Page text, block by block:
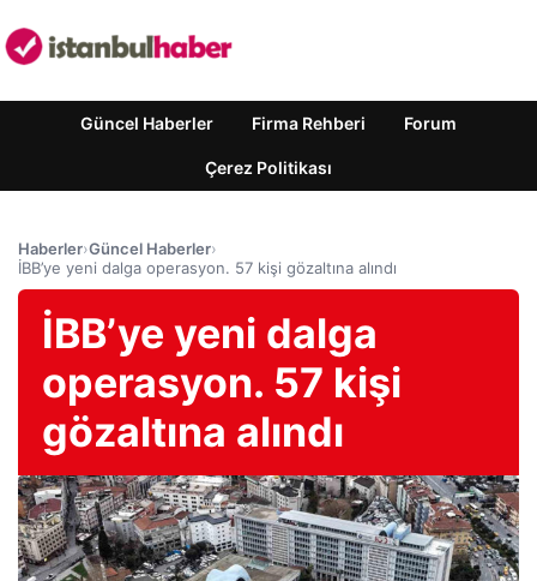
Güncel Haberler Firma Rehberi Forum
Çerez Politikası
Haberler›Güncel Haberler›
İBB’ye yeni dalga operasyon. 57 kişi gözaltına alındı
İBB’ye yeni dalga
operasyon. 57 kişi
gözaltına alındı